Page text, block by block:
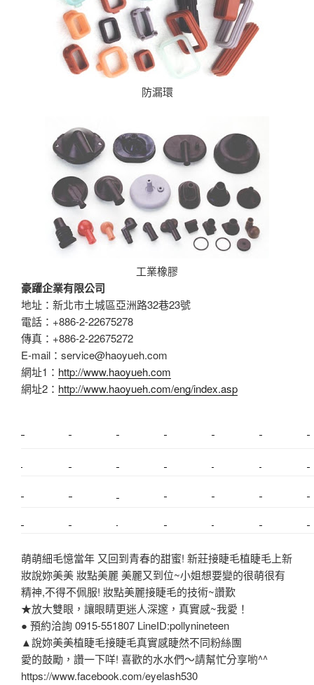
防漏環
工業橡膠
豪躍企業有限公司
地址：新北市土城區亞洲路32巷23號
電話：+886-2-22675278
傳真：+886-2-22675272
E-mail：service@haoyueh.com
網址1： http://www.haoyueh.com
網址2： http://www.haoyueh.com/eng/index.asp
萌萌細毛憶當年 又回到青春的甜蜜! 新莊接睫毛植睫毛上新
妝說妳美美 妝點美麗 美麗又到位~小姐想要變的很萌很有
精神,不得不佩服! 妝點美麗接睫毛的技術~讚歎
★放大雙眼，讓眼睛更迷人深邃，真實感~我愛！
● 預約洽詢 0915-551807 LineID:pollynineteen
▲說妳美美植睫毛接睫毛真實感睫然不同粉絲團
愛的鼓勵，讚一下咩! 喜歡的水水們～請幫忙分享喲^^
https://www.facebook.com/eyelash530